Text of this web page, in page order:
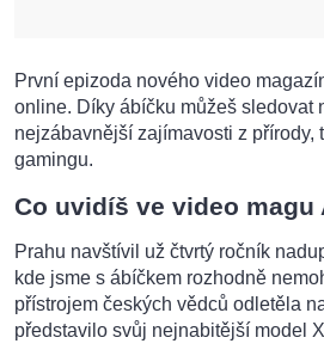
První epizoda nového video
online. Díky ábíčku můžeš sledovat
nejzábavnější zajímavosti z přírody,
gamingu.
Co uvidíš ve video magu
Prahu navštívil už čtvrtý ročník
kde jsme s ábíčkem rozhodně
přístrojem českých vědců odletěla
představilo svůj nejnabitější model